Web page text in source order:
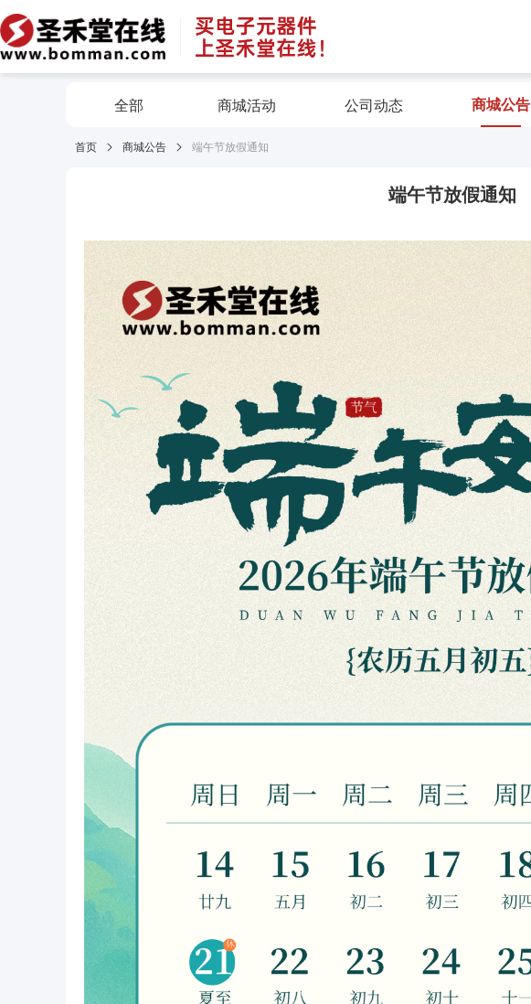
全部 商城活动 公司动态 商城公告
首页 商城公告 端午节放假通知
端午节放假通知